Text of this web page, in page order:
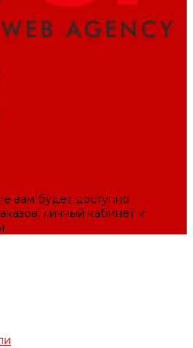
вам будет доступно
личный кабинет и